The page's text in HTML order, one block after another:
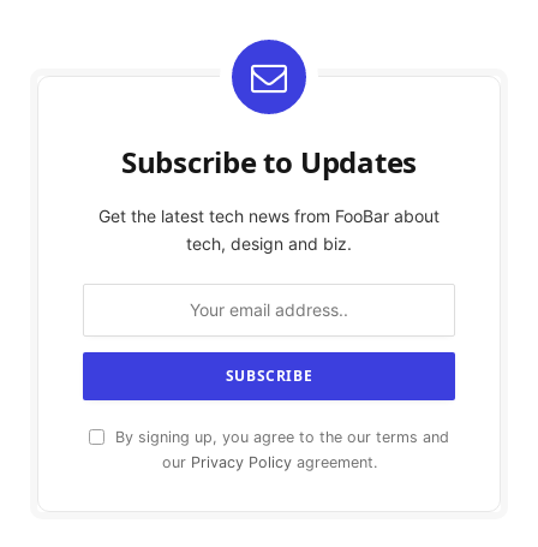
Subscribe to Updates
Get the latest tech news from FooBar about
tech, design and biz.
By signing up, you agree to the our terms and
our Privacy Policyagreement.